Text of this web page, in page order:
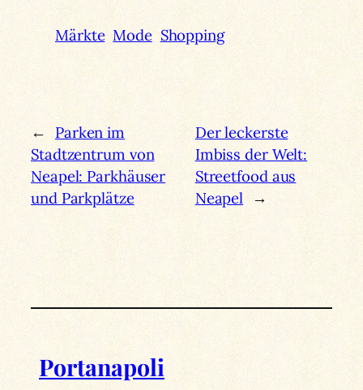
Märkte Mode Shopping
←
Parken im
Stadtzentrum von
Neapel: Parkhäuser
und Parkplätze
Der leckerste
Imbiss der Welt:
Streetfood aus
Neapel →
Portanapoli